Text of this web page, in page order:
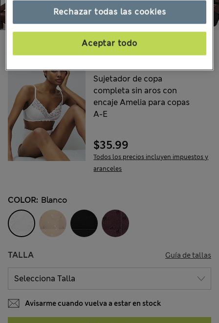
Escoge tus productos:
Sujetador de copa
completa sin aros con
encaje Amelia para copas
A-E
$35.99
Todos los precios incluyen impuestos y
aranceles
COLOR: Blanco
TALLA Guía de tallas
Avisarme cuando vuelva a estar en stock
Rechazar todas las cookies
Aceptar todo